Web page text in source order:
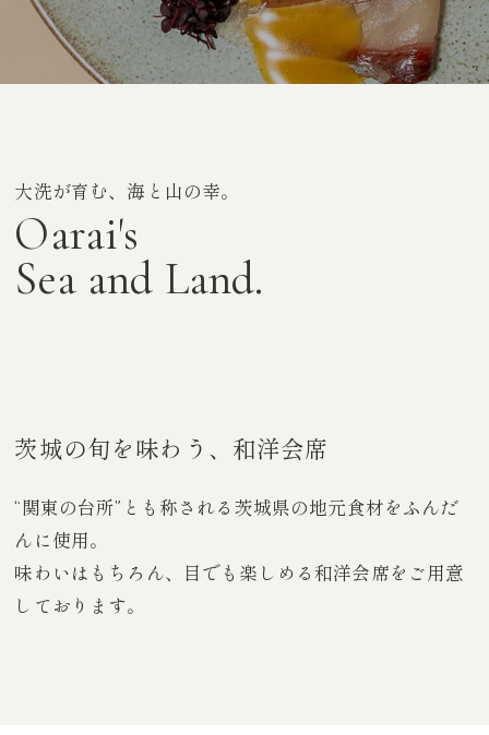
大洗が育む、海と山の幸。
Oarai's
Sea and Land.
茨城の旬を味わう、和洋会席
“関東の台所”とも称される茨城県の地元食材をふんだ
んに使用。
味わいはもちろん、目でも楽しめる和洋会席をご用意
しております。